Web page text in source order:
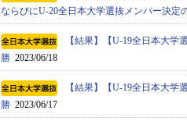
ならびにU-20全日本大学選抜メンバー決定
【結果】【U-19全日本大
勝 2023/06/18
【結果】【U-19全日本大
勝 2023/06/17